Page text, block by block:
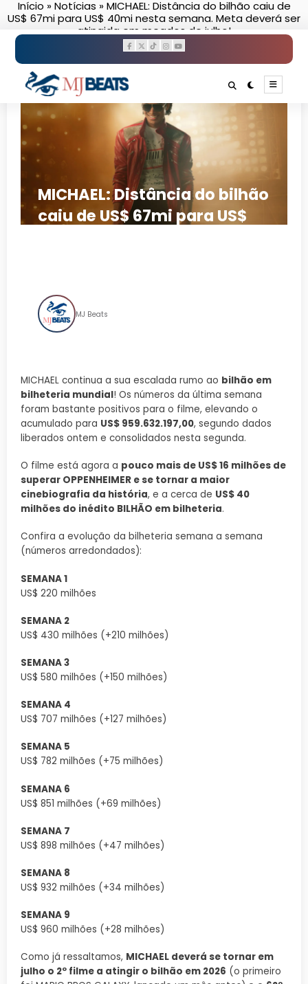
Pular
para
Início »Notícias »MICHAEL: Distância do bilhão caiu de
US$ 67mi para US$ 40mi nesta semana. Meta deverá ser
atingida em meados de julho!
MICHAEL: Distância do bilhão
caiu de US$ 67mi para US$
MJ Beats
MICHAEL continua a sua escalada rumo ao bilhão em
bilheteria mundial! Os números da última semana
foram bastante positivos para o filme, elevando o
acumulado para US$ 959.632.197,00, segundo dados
liberados ontem e consolidados nesta segunda.
O filme está agora a pouco mais de US$ 16 milhões de
superar OPPENHEIMER e se tornar a maior
cinebiografia da história, e a cerca de US$ 40
milhões do inédito BILHÃO em bilheteria.
Confira a evolução da bilheteria semana a semana
(números arredondados):
SEMANA 1
US$ 220 milhões
SEMANA 2
US$ 430 milhões (+210 milhões)
SEMANA 3
US$ 580 milhões (+150 milhões)
SEMANA 4
US$ 707 milhões (+127 milhões)
SEMANA 5
US$ 782 milhões (+75 milhões)
SEMANA 6
US$ 851 milhões (+69 milhões)
SEMANA 7
US$ 898 milhões (+47 milhões)
SEMANA 8
US$ 932 milhões (+34 milhões)
SEMANA 9
US$ 960 milhões (+28 milhões)
Como já ressaltamos, MICHAEL deverá se tornar em
julho o 2º filme a atingir o bilhão em 2026 (o primeiro